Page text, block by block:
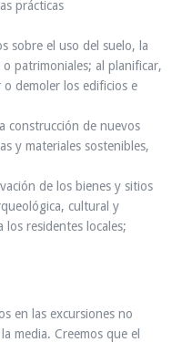
prácticas
sobre el uso del suelo, la
patrimoniales; al planificar,
demoler los edificios e
construcción de nuevos
y materiales sostenibles,
de los bienes y sitios
cultural y
los residentes locales;
en las excursiones no
media. Creemos que el